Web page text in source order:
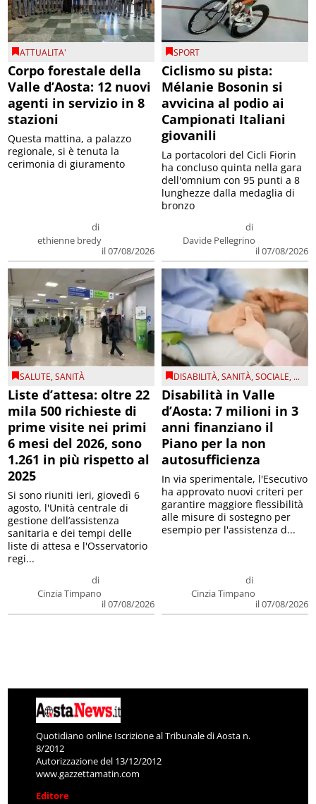
ATTUALITA'
Corpo forestale della
Valle d’Aosta: 12 nuovi
agenti in servizio in 8
stazioni
di
ethienne bredy
il 07/08/2026
Questa mattina, a palazzo
regionale, si è tenuta la
cerimonia di giuramento
SPORT
Ciclismo su pista:
Mélanie Bosonin si
avvicina al podio ai
Campionati Italiani
giovanili
di
Davide Pellegrino
il 07/08/2026
La portacolori del Cicli Fiorin
ha concluso quinta nella gara
dell'omnium con 95 punti a 8
lunghezze dalla medaglia di
bronzo
SALUTE,SANITÀ
Liste d’attesa: oltre 22
mila 500 richieste di
prime visite nei primi
6 mesi del 2026, sono
1.261 in più rispetto al
2025
di
Cinzia Timpano
il 07/08/2026
Si sono riuniti ieri, giovedì 6
agosto, l'Unità centrale di
gestione dell’assistenza
sanitaria e dei tempi delle
liste di attesa e l'Osservatorio
regi...
DISABILITÀ,SANITÀ,SOCIALE, ...
Disabilità in Valle
d’Aosta: 7 milioni in 3
anni finanziano il
Piano per la non
autosufficienza
di
Cinzia Timpano
il 07/08/2026
In via sperimentale, l'Esecutivo
ha approvato nuovi criteri per
garantire maggiore flessibilità
alle misure di sostegno per
esempio per l'assistenza d...
Quotidiano online Iscrizione al Tribunale di Aosta n.
8/2012
Autorizzazione del 13/12/2012
www.gazzettamatin.com
Editore